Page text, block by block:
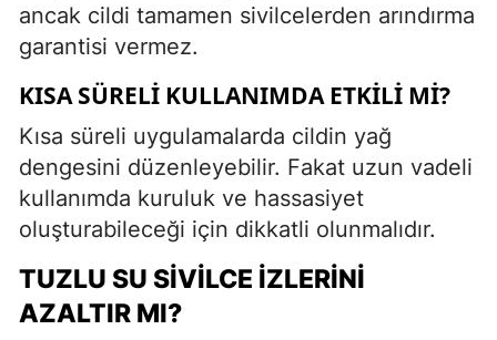
ancak cildi tamamen sivilcelerden arındırma
garantisi vermez.
KISA SÜRELI KULLANIMDA ETKILI MI?
Kısa süreli uygulamalarda cildin yağ
dengesini düzenleyebilir. Fakat uzun vadeli
kullanımda kuruluk ve hassasiyet
oluşturabileceği için dikkatli olunmalıdır.
TUZLU SU SIVILCE İZLERINI
AZALTIR MI?